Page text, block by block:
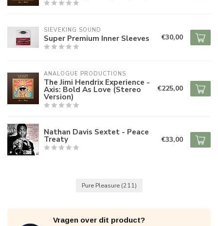
SIEVEKING SOUND
Super Premium Inner Sleeves €30,00
ANALOGUE PRODUCTIONS
The Jimi Hendrix Experience -
Axis: Bold As Love (Stereo
Version)
€225,00
Nathan Davis Sextet - Peace
Treaty €33,00
Pure Pleasure (211)
Vragen over dit product?